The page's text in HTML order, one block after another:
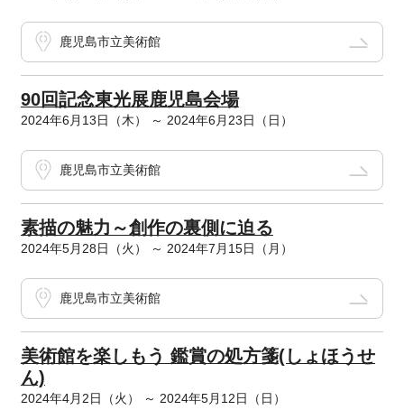
鹿児島市立美術館
90回記念東光展鹿児島会場
2024年6月13日（木） ～ 2024年6月23日（日）
鹿児島市立美術館
素描の魅力～創作の裏側に迫る
2024年5月28日（火） ～ 2024年7月15日（月）
鹿児島市立美術館
美術館を楽しもう 鑑賞の処方箋(しょほうせ
ん)
2024年4月2日（火） ～ 2024年5月12日（日）